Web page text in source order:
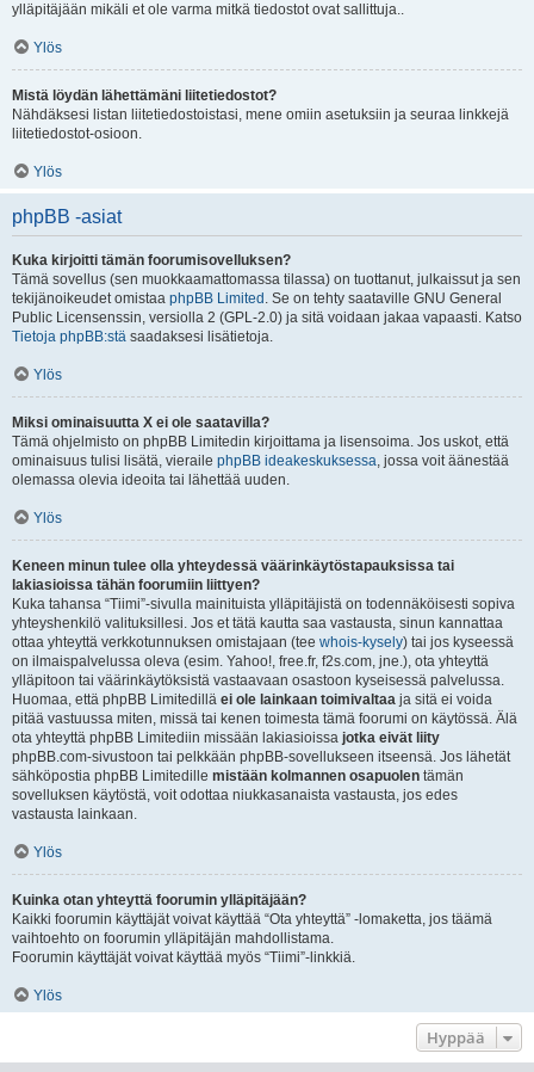
ylläpitäjään mikäli et ole varma mitkä tiedostot ovat sallittuja..
Ylös
Mistä löydän lähettämäni liitetiedostot?
Nähdäksesi listan liitetiedostoistasi, mene omiin asetuksiin ja seuraa linkkejä
liitetiedostot-osioon.
Ylös
phpBB -asiat
Kuka kirjoitti tämän foorumisovelluksen?
Tämä sovellus (sen muokkaamattomassa tilassa) on tuottanut, julkaissut ja sen
tekijänoikeudet omistaa phpBB Limited . Se on tehty saataville GNU General
Public Licensenssin, versiolla 2 (GPL-2.0) ja sitä voidaan jakaa vapaasti. Katso
Tietoja phpBB:stä saadaksesi lisätietoja.
Ylös
Miksi ominaisuutta X ei ole saatavilla?
Tämä ohjelmisto on phpBB Limitedin kirjoittama ja lisensoima. Jos uskot, että
ominaisuus tulisi lisätä, vieraile phpBB ideakeskuksessa, jossa voit äänestää
olemassa olevia ideoita tai lähettää uuden.
Ylös
Keneen minun tulee olla yhteydessä väärinkäytöstapauksissa tai
lakiasioissa tähän foorumiin liittyen?
Kuka tahansa “Tiimi”-sivulla mainituista ylläpitäjistä on todennäköisesti sopiva
yhteyshenkilö valituksillesi. Jos et tätä kautta saa vastausta, sinun kannattaa
ottaa yhteyttä verkkotunnuksen omistajaan (tee whois-kysely) tai jos kyseessä
on ilmaispalvelussa oleva (esim. Yahoo!, free.fr, f2s.com, jne.), ota yhteyttä
ylläpitoon tai väärinkäytöksistä vastaavaan osastoon kyseisessä palvelussa.
Huomaa, että phpBB Limitedillä ei ole lainkaan toimivaltaa ja sitä ei voida
pitää vastuussa miten, missä tai kenen toimesta tämä foorumi on käytössä. Älä
ota yhteyttä phpBB Limitediin missään lakiasioissa jotka eivät liity
phpBB.com-sivustoon tai pelkkään phpBB-sovellukseen itseensä. Jos lähetät
sähköpostia phpBB Limitedille mistään kolmannen osapuolen tämän
sovelluksen käytöstä, voit odottaa niukkasanaista vastausta, jos edes
vastausta lainkaan.
Ylös
Kuinka otan yhteyttä foorumin ylläpitäjään?
Kaikki foorumin käyttäjät voivat käyttää “Ota yhteyttä” -lomaketta, jos täämä
vaihtoehto on foorumin ylläpitäjän mahdollistama.
Foorumin käyttäjät voivat käyttää myös “Tiimi”-linkkiä.
Ylös
Hyppää